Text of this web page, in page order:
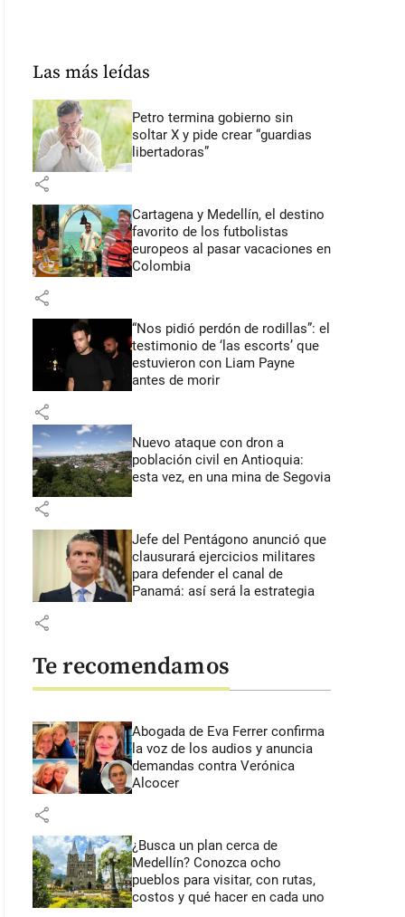
Las más leídas
Petro termina gobierno sin
soltar X y pide crear “guardias
libertadoras”
share
Cartagena y Medellín, el destino
favorito de los futbolistas
europeos al pasar vacaciones en
Colombia
share
“Nos pidió perdón de rodillas”: el
testimonio de ‘las escorts’ que
estuvieron con Liam Payne
antes de morir
share
Nuevo ataque con dron a
población civil en Antioquia:
esta vez, en una mina de Segovia
share
Jefe del Pentágono anunció que
clausurará ejercicios militares
para defender el canal de
Panamá: así será la estrategia
share
Te recomendamos
Abogada de Eva Ferrer confirma
la voz de los audios y anuncia
demandas contra Verónica
Alcocer
share
¿Busca un plan cerca de
Medellín? Conozca ocho
pueblos para visitar, con rutas,
costos y qué hacer en cada uno